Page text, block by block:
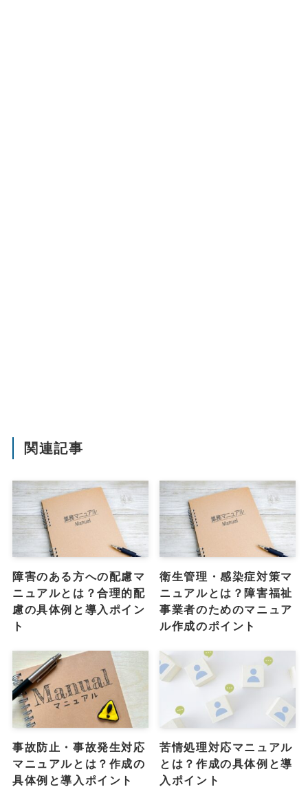
関連記事
障害のある方への配慮マ
ニュアルとは？合理的配
慮の具体例と導入ポイン
ト
衛生管理・感染症対策マ
ニュアルとは？障害福祉
事業者のためのマニュア
ル作成のポイント
事故防止・事故発生対応
マニュアルとは？作成の
具体例と導入ポイント
苦情処理対応マニュアル
とは？作成の具体例と導
入ポイント